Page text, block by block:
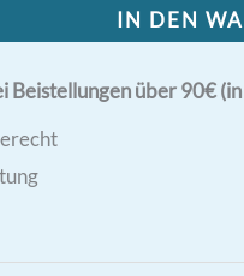
IN DEN
Beistellungen über 90€